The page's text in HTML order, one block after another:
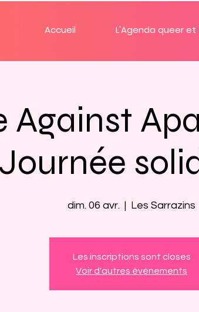
Accueil L'Agenda queer
Against
dim. 06 avr.
  |
Les Sarrazins
Les inscriptions sont closes
Voir d'autres événements